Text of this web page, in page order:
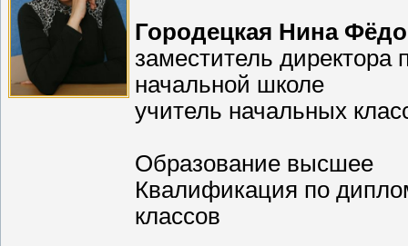
Городецкая Нина
заместитель директора
начальной школе
учитель начальных
Образование высшее
Квалификация по
классов